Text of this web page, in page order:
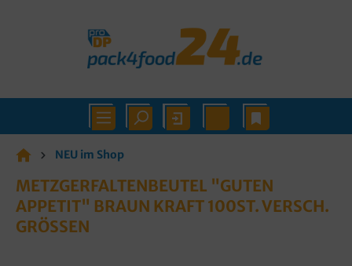
NEU im Shop
METZGERFALTENBEUTEL "GUTEN
APPETIT" BRAUN KRAFT 100ST. VERSCH.
GRÖSSEN